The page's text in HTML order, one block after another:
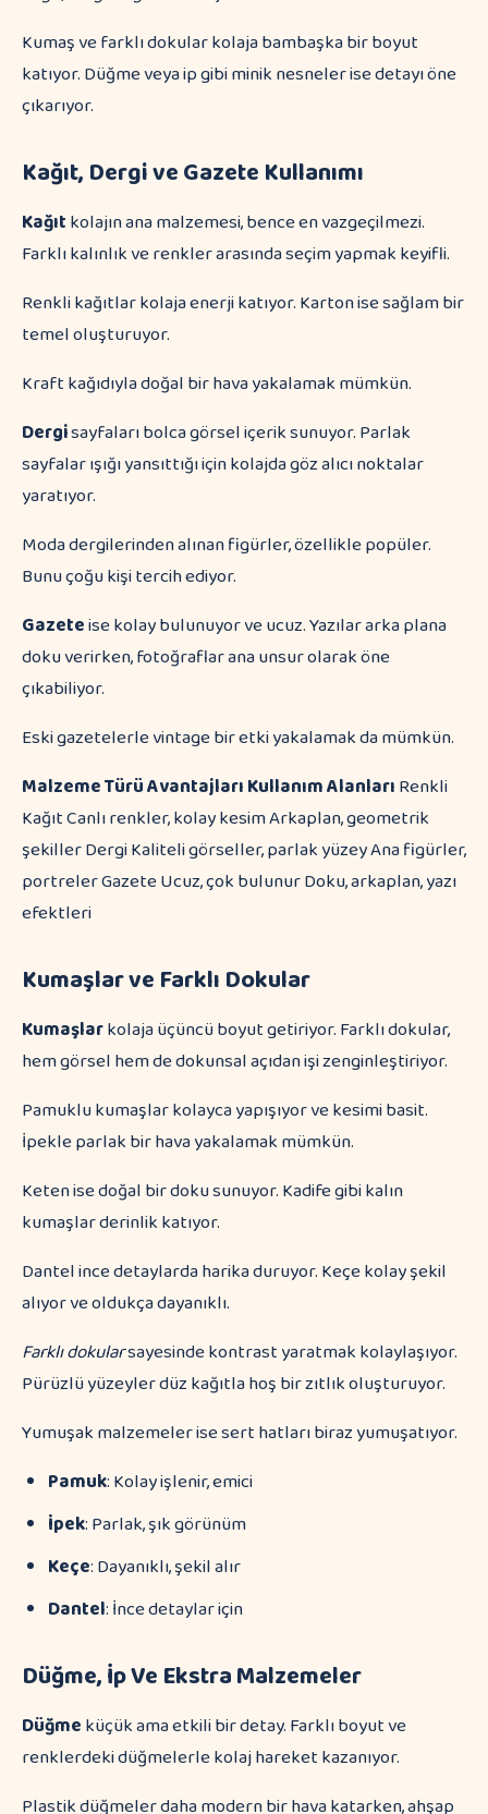
Kumaş ve farklı dokular kolaja bambaşka bir boyut
katıyor. Düğme veya ip gibi minik nesneler ise detayı öne
çıkarıyor.
Kağıt, Dergi ve Gazete Kullanımı
Kağıtkolajın ana malzemesi, bence en vazgeçilmezi.
Farklı kalınlık ve renkler arasında seçim yapmak keyifli.
Renkli kağıtlar kolaja enerji katıyor. Karton ise sağlam bir
temel oluşturuyor.
Kraft kağıdıyla doğal bir hava yakalamak mümkün.
Dergisayfaları bolca görsel içerik sunuyor. Parlak
sayfalar ışığı yansıttığı için kolajda göz alıcı noktalar
yaratıyor.
Moda dergilerinden alınan figürler, özellikle popüler.
Bunu çoğu kişi tercih ediyor.
Gazeteise kolay bulunuyor ve ucuz. Yazılar arka plana
doku verirken, fotoğraflar ana unsur olarak öne
çıkabiliyor.
Eski gazetelerle vintage bir etki yakalamak da mümkün.
Malzeme TürüAvantajlarıKullanım AlanlarıRenkli
Kağıt Canlı renkler, kolay kesim Arkaplan, geometrik
şekiller Dergi Kaliteli görseller, parlak yüzey Ana figürler,
portreler Gazete Ucuz, çok bulunur Doku, arkaplan, yazı
efektleri
Kumaşlar ve Farklı Dokular
Kumaşlarkolaja üçüncü boyut getiriyor. Farklı dokular,
hem görsel hem de dokunsal açıdan işi zenginleştiriyor.
Pamuklu kumaşlar kolayca yapışıyor ve kesimi basit.
İpekle parlak bir hava yakalamak mümkün.
Keten ise doğal bir doku sunuyor. Kadife gibi kalın
kumaşlar derinlik katıyor.
Dantel ince detaylarda harika duruyor. Keçe kolay şekil
alıyor ve oldukça dayanıklı.
Farklı dokularsayesinde kontrast yaratmak kolaylaşıyor.
Pürüzlü yüzeyler düz kağıtla hoş bir zıtlık oluşturuyor.
Yumuşak malzemeler ise sert hatları biraz yumuşatıyor.
Pamuk: Kolay işlenir, emici
İpek: Parlak, şık görünüm
Keçe: Dayanıklı, şekil alır
Dantel: İnce detaylar için
Düğme, İp Ve Ekstra Malzemeler
Düğmeküçük ama etkili bir detay. Farklı boyut ve
renklerdeki düğmelerle kolaj hareket kazanıyor.
Plastik düğmeler daha modern bir hava katarken, ahşap